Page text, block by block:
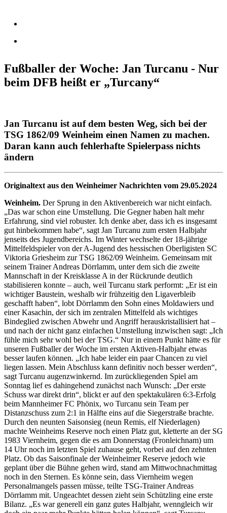
Fußballer der Woche: Jan Turcanu - Nur
beim DFB heißt er „Turcany“
Jan Turcanu ist auf dem besten Weg, sich bei der
TSG 1862/09 Weinheim einen Namen zu machen.
Daran kann auch fehlerhafte Spielerpass nichts
ändern
Originaltext aus den Weinheimer Nachrichten vom 29.05.2024
Weinheim. Der Sprung in den Aktivenbereich war nicht einfach.
„Das war schon eine Umstellung. Die Gegner haben halt mehr
Erfahrung, sind viel robuster. Ich denke aber, dass ich es insgesamt
gut hinbekommen habe“, sagt Jan Turcanu zum ersten Halbjahr
jenseits des Jugendbereichs. Im Winter wechselte der 18-jährige
Mittelfeldspieler von der A-Jugend des hessischen Oberligisten SC
Viktoria Griesheim zur TSG 1862/09 Weinheim. Gemeinsam mit
seinem Trainer Andreas Dörrlamm, unter dem sich die zweite
Mannschaft in der Kreisklasse A in der Rückrunde deutlich
stabilisieren konnte – auch, weil Turcanu stark performt: „Er ist ein
wichtiger Baustein, weshalb wir frühzeitig den Ligaverbleib
geschafft haben“, lobt Dörrlamm den Sohn eines Moldawiers und
einer Kasachin, der sich im zentralen Mittelfeld als wichtiges
Bindeglied zwischen Abwehr und Angriff herauskristallisiert hat –
und nach der nicht ganz einfachen Umstellung inzwischen sagt: „Ich
fühle mich sehr wohl bei der TSG.“ Nur in einem Punkt hätte es für
unseren Fußballer der Woche im ersten Aktiven-Halbjahr etwas
besser laufen können. „Ich habe leider ein paar Chancen zu viel
liegen lassen. Mein Abschluss kann definitiv noch besser werden“,
sagt Turcanu augenzwinkernd. Im zurückliegenden Spiel am
Sonntag lief es dahingehend zunächst nach Wunsch: „Der erste
Schuss war direkt drin“, blickt er auf den spektakulären 6:3-Erfolg
beim Mannheimer FC Phönix, wo Turcanu sein Team per
Distanzschuss zum 2:1 in Hälfte eins auf die Siegerstraße brachte.
Durch den neunten Saisonsieg (neun Remis, elf Niederlagen)
machte Weinheims Reserve noch einen Platz gut, kletterte an der SG
1983 Viernheim, gegen die es am Donnerstag (Fronleichnam) um
14 Uhr noch im letzten Spiel zuhause geht, vorbei auf den zehnten
Platz. Ob das Saisonfinale der Weinheimer Reserve jedoch wie
geplant über die Bühne gehen wird, stand am Mittwochnachmittag
noch in den Sternen. Es könne sein, dass Viernheim wegen
Personalmangels passen müsse, teilte TSG-Trainer Andreas
Dörrlamm mit. Ungeachtet dessen zieht sein Schützling eine erste
Bilanz. „Es war generell ein ganz gutes Halbjahr, wenngleich wir